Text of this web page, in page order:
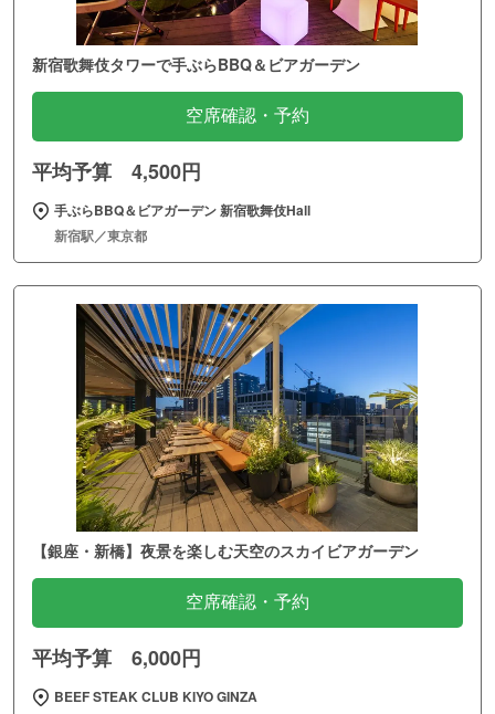
新宿歌舞伎タワーで手ぶらBBQ＆ビアガーデン
空席確認・予約
平均予算 4,500円
手ぶらBBQ＆ビアガーデン 新宿歌舞伎Hall
新宿駅／東京都
【銀座・新橋】夜景を楽しむ天空のスカイビアガーデン
空席確認・予約
平均予算 6,000円
BEEF STEAK CLUB KIYO GINZA